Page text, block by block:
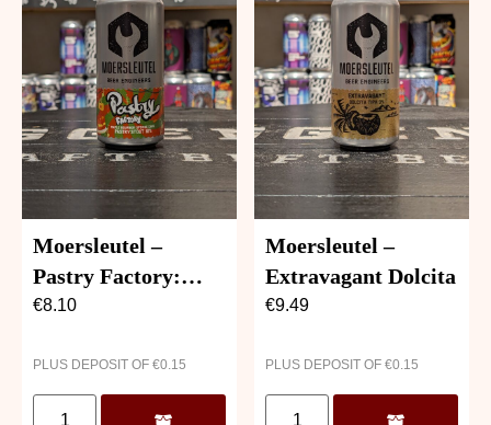
Moersleutel –
Pastry Factory:
Maple Bourbon
€8.10
PLUS DEPOSIT OF €0.15
Moersleutel –
Extravagant Dolcita
€9.49
PLUS DEPOSIT OF €0.15